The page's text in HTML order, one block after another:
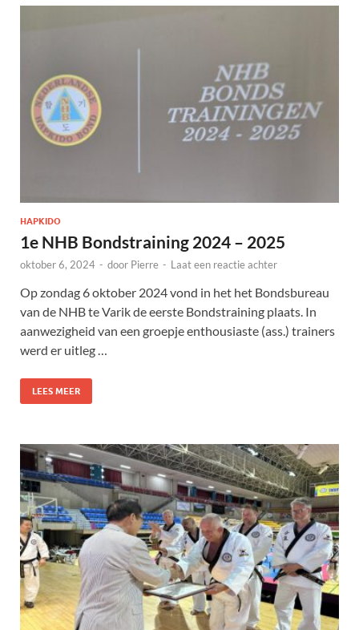
HAPKIDO
1e NHB Bondstraining 2024 – 2025
oktober 6, 2024 - door Pierre - Laat een reactie achter
Op zondag 6 oktober 2024 vond in het het Bondsbureau
van de NHB te Varik de eerste Bondstraining plaats. In
aanwezigheid van een groepje enthousiaste (ass.) trainers
werd er uitleg …
LEES MEER